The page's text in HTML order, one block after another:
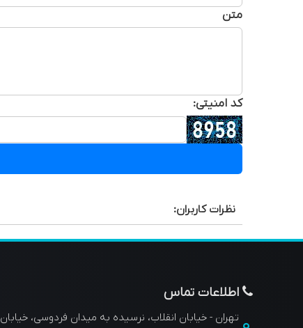
متن
کد امنیتی:
نظرات کاربران:
اطلاعات تماس
تهران - خیابان انقلاب، نرسیده به میدان فردوسی، خیابان